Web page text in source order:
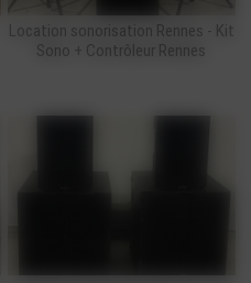
Location sonorisation Rennes - Kit
Sono + Contrôleur Rennes